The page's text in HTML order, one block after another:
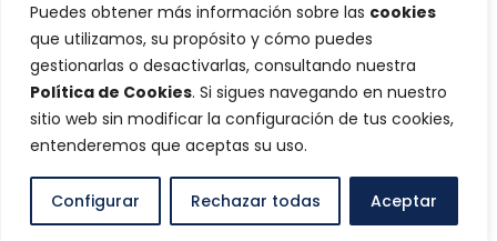
Puedes obtener más información sobre las cookies
que utilizamos, su propósito y cómo puedes
gestionarlas o desactivarlas, consultando nuestra
Política de Cookies. Si sigues navegando en nuestro
sitio web sin modificar la configuración de tus cookies,
entenderemos que aceptas su uso.
Configurar Rechazar todas Aceptar